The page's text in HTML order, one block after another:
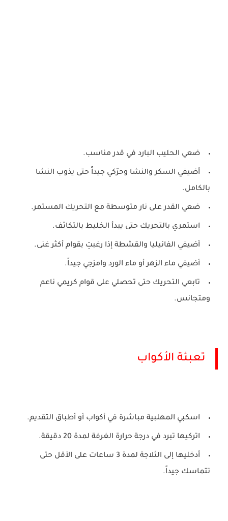
ضعي الحليب البارد في قدر مناسب.
أضيفي السكر والنشا وحرّكي جيداً حتى يذوب النشا
بالكامل.
ضعي القدر على نار متوسطة مع التحريك المستمر.
استمري بالتحريك حتى يبدأ الخليط بالتكاثف.
أضيفي الفانيليا والقشطة إذا رغبتِ بقوام أكثر غنى.
أضيفي ماء الزهر أو ماء الورد وامزجي جيداً.
تابعي التحريك حتى تحصلي على قوام كريمي ناعم
ومتجانس.
تعبئة الأكواب
اسكبي المهلبية مباشرة في أكواب أو أطباق التقديم.
اتركيها تبرد في درجة حرارة الغرفة لمدة 20 دقيقة.
أدخليها إلى الثلاجة لمدة 3 ساعات على الأقل حتى
تتماسك جيداً.